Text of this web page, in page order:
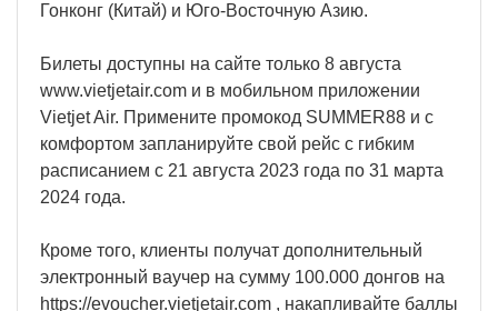
Гонконг (Китай) и Юго-Восточную Азию.
Билеты доступны на сайте только 8 августа
www.vietjetair.com и в мобильном приложении
Vietjet Air. Примените промокод SUMMER88 и с
комфортом запланируйте свой рейс с гибким
расписанием с 21 августа 2023 года по 31 марта
2024 года.
Кроме того, клиенты получат дополнительный
электронный ваучер на сумму 100.000 донгов на
https://evoucher.vietjetair.com , накапливайте баллы